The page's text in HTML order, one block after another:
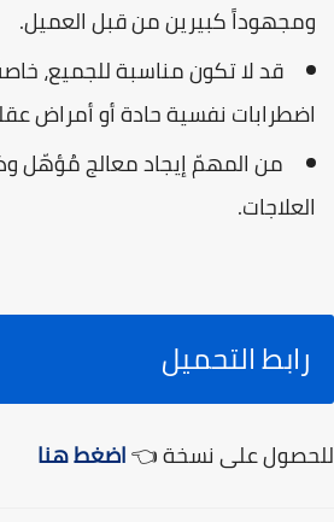
ومجهوداً كبيرين من قبل العميل.
قد لا تكون مناسبة للجميع،
اضطرابات نفسية حادة أو أمراض
من المهمّ إيجاد معالج مُؤهّل
العلاجات.
رابط التحميل
للحصول على نسخة 👈اضغط هنا